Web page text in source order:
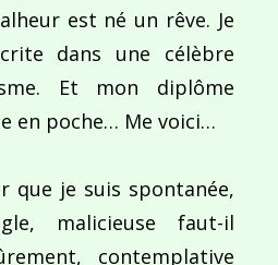
est né un rêve. Je
dans une célèbre
Et mon diplôme
en poche… Me voici…
que je suis spontanée,
malicieuse faut-il
contemplative